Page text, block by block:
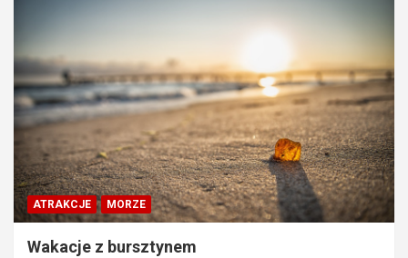
ATRAKCJE MORZE
Wakacje z bursztynem